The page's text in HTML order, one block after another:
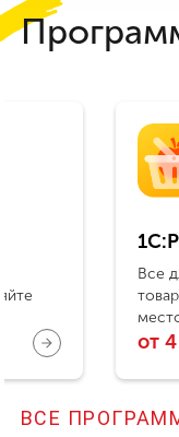
1С:Розница
Все для
товарный учет,
место кассира,
от 4 900 ₽
ВСЕ